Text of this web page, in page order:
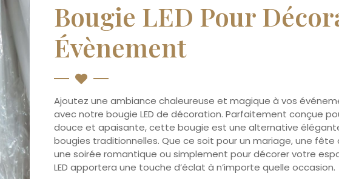
Bougie LED Pour
Évènement
Ajoutez une ambiance chaleureuse et magique à vos
avec notre bougie LED de décoration. Parfaitement conçue
douce et apaisante, cette bougie est une alternative
bougies traditionnelles. Que ce soit pour un mariage, une fête
une soirée romantique ou simplement pour décorer votre
LED apportera une touche d’éclat à n’importe quelle occasion.